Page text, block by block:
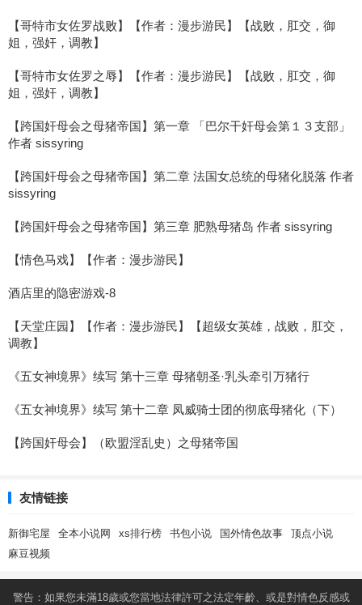
【哥特市女佐罗战败】【作者：漫步游民】【战败，肛交，御
姐，强奸，调教】
【哥特市女佐罗之辱】【作者：漫步游民】【战败，肛交，御
姐，强奸，调教】
【跨国奸母会之母猪帝国】第一章 「巴尔干奸母会第１３支部」
作者 sissyring
【跨国奸母会之母猪帝国】第二章 法国女总统的母猪化脱落 作者
sissyring
【跨国奸母会之母猪帝国】第三章 肥熟母猪岛 作者 sissyring
【情色马戏】【作者：漫步游民】
酒店里的隐密游戏-8
【天堂庄园】【作者：漫步游民】【超级女英雄，战败，肛交，
调教】
《五女神境界》续写 第十三章 母猪朝圣·乳头牵引万猪行
《五女神境界》续写 第十二章 凤威骑士团的彻底母猪化（下）
【跨国奸母会】（欧盟淫乱史）之母猪帝国
友情链接
新御宅屋 全本小说网 xs排行榜 书包小说 国外情色故事
顶点小说
麻豆视频
警告：如果您未滿18歲或您當地法律許可之法定年齡、或是對情色反感或